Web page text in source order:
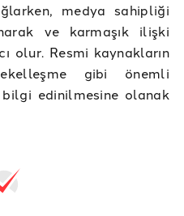
medya sahipliği
ve karmaşık ilişki
olur. Resmi kaynakların
gibi önemli
edinilmesine olanak